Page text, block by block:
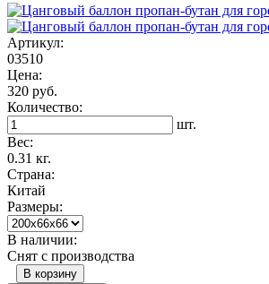
Артикул:
03510
Цена:
320 руб.
Количество:
шт.
Вес:
0.31 кг.
Страна:
Китай
Размеры:
В наличии:
Снят с производства
В корзину